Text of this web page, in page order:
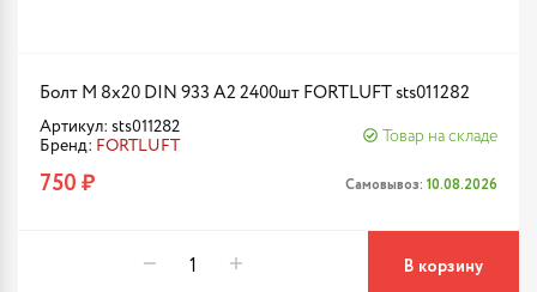
Болт М 8х20 DIN 933 A2 2400шт FORTLUFT sts011282
Артикул: sts011282
Бренд: FORTLUFT
Товар на складе
750 ₽ Самовывоз: 10.08.2026
В корзину